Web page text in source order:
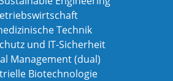
Technik
und IT-Sicherheit
Management (dual)
Biotechnologie